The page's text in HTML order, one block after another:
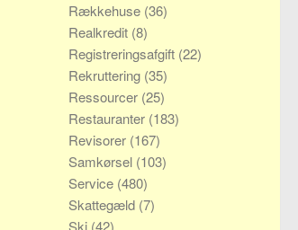
Rækkehuse (36)
Realkredit (8)
Registreringsafgift (22)
Rekruttering (35)
Ressourcer (25)
Restauranter (183)
Revisorer (167)
Samkørsel (103)
Service (480)
Skattegæld (7)
Ski (42)